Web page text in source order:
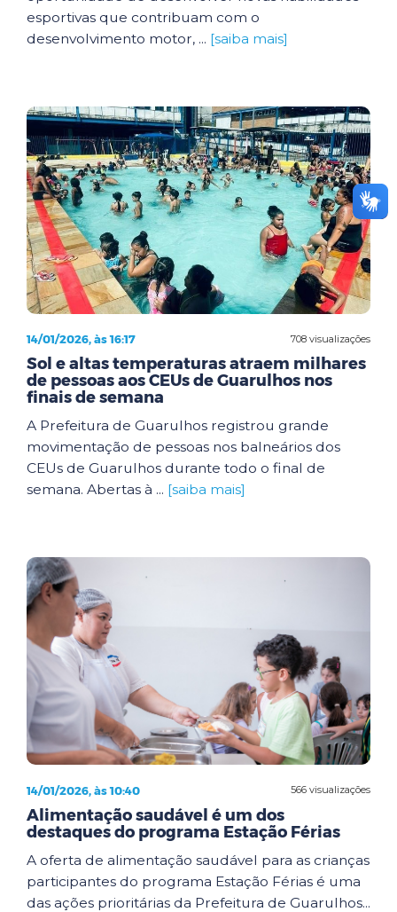
esportivas que contribuam com o
desenvolvimento motor, ... [saiba mais]
708 visualizações
14/01/2026, às 16:17
Sol e altas temperaturas atraem milhares
de pessoas aos CEUs de Guarulhos nos
finais de semana
A Prefeitura de Guarulhos registrou grande
movimentação de pessoas nos balneários dos
CEUs de Guarulhos durante todo o final de
semana. Abertas à ... [saiba mais]
566 visualizações
14/01/2026, às 10:40
Alimentação saudável é um dos
destaques do programa Estação Férias
A oferta de alimentação saudável para as crianças
participantes do programa Estação Férias é uma
das ações prioritárias da Prefeitura de Guarulhos...